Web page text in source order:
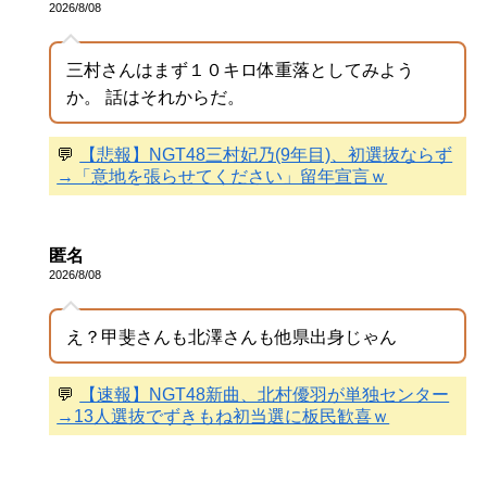
2026/8/08
三村さんはまず１０キロ体重落としてみよう
か。 話はそれからだ。
💬
【悲報】NGT48三村妃乃(9年目)、初選抜ならず
→「意地を張らせてください」留年宣言ｗ
匿名
2026/8/08
え？甲斐さんも北澤さんも他県出身じゃん
💬
【速報】NGT48新曲、北村優羽が単独センター
→13人選抜でずきもね初当選に板民歓喜ｗ